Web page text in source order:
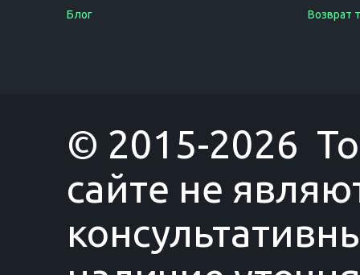
Блог
Возврат
© 2015-2026
сайте не